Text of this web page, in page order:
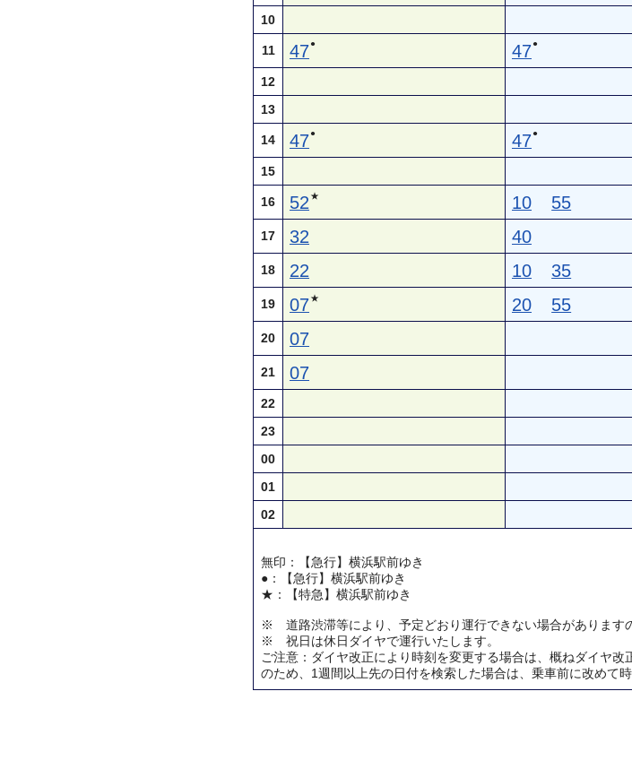
10
11 47● 47●
12
13
14 47● 47●
15
16 52 ★ 10 55
17 32 40
18 22 10 35
19 07★ 20 55
20 07
21 07
22
23
00
01
02
無印：【急行】横浜駅前ゆき
●：【急行】横浜駅前ゆき
★：【特急】横浜駅前ゆき
※ 道路渋滞等により、予定どおり運行できない場合があります
※ 祝日は休日ダイヤで運行いたします。
ご注意：ダイヤ改正により時刻を変更する場合は、概ねダイヤ
のため、1週間以上先の日付を検索した場合は、乗車前に改めて